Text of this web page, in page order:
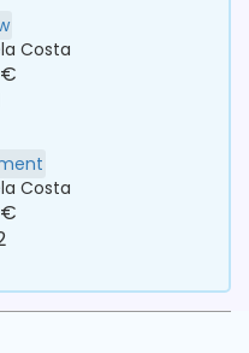
Costa
Costa